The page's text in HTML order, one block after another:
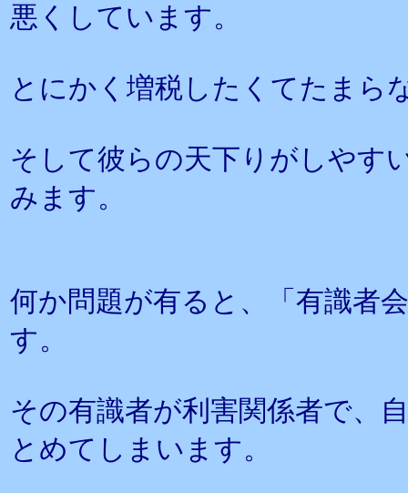
悪くしています。
とにかく増税したくてたまら
そして彼らの天下りがしやす
みます。
何か問題が有ると、「有識者
す。
その有識者が利害関係者で、
とめてしまいます。